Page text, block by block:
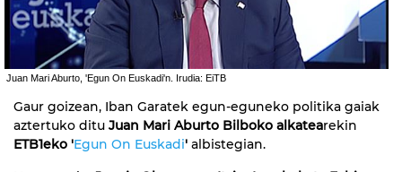
Juan Mari Aburto, 'Egun On Euskadi'n. Irudia: EiTB
Gaur goizean, Iban Garatek egun-eguneko politika gaiak
aztertuko ditu Juan Mari Aburto Bilboko alkatearekin
ETB1eko 'Egun On Euskadi' albistegian.